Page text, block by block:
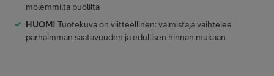
molemmilta puolilta
HUOM! Tuotekuva on viitteellinen: valmistaja vaihtelee
parhaimman saatavuuden ja edullisen hinnan mukaan